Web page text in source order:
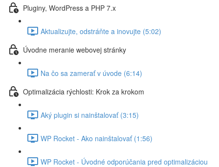
Pluginy, WordPress a PHP 7.x
Aktualizujte, odstráňte a inovujte (5:02)
Úvodne meranie webovej stránky
Na čo sa zamerať v úvode (6:14)
Optimalizácia rýchlosti: Krok za krokom
Aký plugin si nainštalovať (3:15)
WP Rocket - Ako nainštalovať (1:56)
WP Rocket - Úvodné odporúčania pred optimalizáciou